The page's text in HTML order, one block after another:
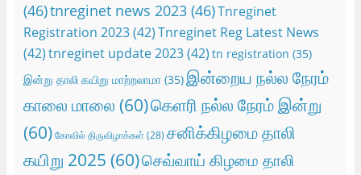
(46)tnreginet news 2023(46)Tnreginet
Registration 2023(42)Tnreginet Reg Latest News
(42)tnreginet update 2023(42) tn registration (35)
இன்று தாலி கயிறு மாற்றலாமா(35)இன்றைய நல்ல நேரம்
காலை மாலை (60)கெளரி நல்ல நேரம் இன்று
(60) கோவில் திருவிழாக்கள் (28) சனிக்கிழமை தாலி
கயிறு 2025 (60)செவ்வாய் கிழமை தாலி